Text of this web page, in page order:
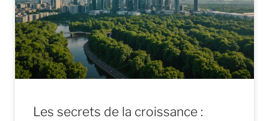
Les secrets de la croissance :